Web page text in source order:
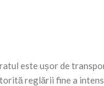
este ușor de
reglării fine a